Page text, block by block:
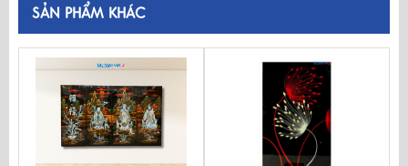
SẢN PHẨM KHÁC